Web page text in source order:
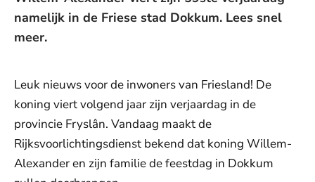
namelijk in de Friese stad Dokkum. Lees snel
meer.
Leuk nieuws voor de inwoners van Friesland! De
koning viert volgend jaar zijn verjaardag in de
provincie Fryslân. Vandaag maakt de
Rijksvoorlichtingsdienst bekend dat koning Willem-
Alexander en zijn familie de feestdag in Dokkum